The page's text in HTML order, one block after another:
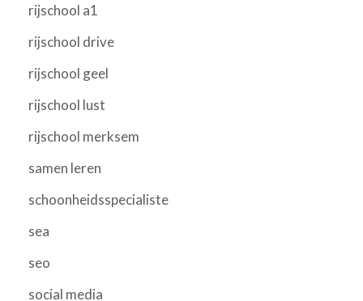
rijschool a1
rijschool drive
rijschool geel
rijschool lust
rijschool merksem
samen leren
schoonheidsspecialiste
sea
seo
social media